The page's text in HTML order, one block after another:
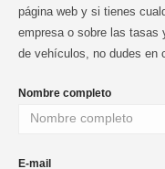
página web y si tienes
empresa o sobre las tasas
de vehículos, no dudes en
Nombre completo
E-mail